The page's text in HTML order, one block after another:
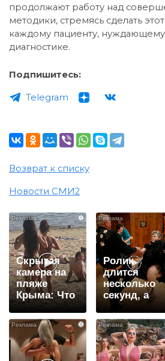
продолжают работу над
методики, стремясь сделать
каждому пациенту,
диагностике.
Подпишитесь:
Telegram
Возврат к списку
Новости СМИ2
i
Скрытая
камера на
пляже
Крыма: Что
люди
вытворяют,
когда их не
видят...
Ролик
длится
несколько
секунд, а
смеяться
вы будете
долго
i